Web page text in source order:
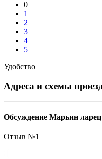
0
1
2
3
4
5
Удобство
Адреса и схемы
Обсуждение Марьин
Отзыв №1